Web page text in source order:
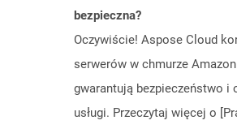
bezpieczna?
Oczywiście! Aspose Cloud
serwerów w chmurze
gwarantują bezpieczeństwo i
usługi. Przeczytaj więcej o